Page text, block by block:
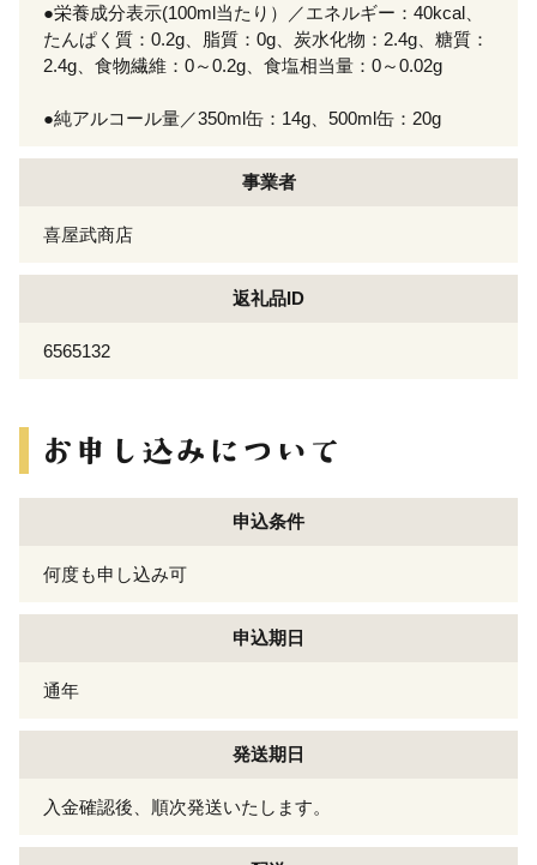
●栄養成分表示(100ml当たり）／エネルギー：40kcal、
たんぱく質：0.2g、脂質：0g、炭水化物：2.4g、糖質：
2.4g、食物繊維：0～0.2g、食塩相当量：0～0.02g
●純アルコール量／350ml缶：14g、500ml缶：20g
事業者
喜屋武商店
返礼品ID
6565132
申込条件
何度も申し込み可
申込期日
通年
発送期日
入金確認後、順次発送いたします。